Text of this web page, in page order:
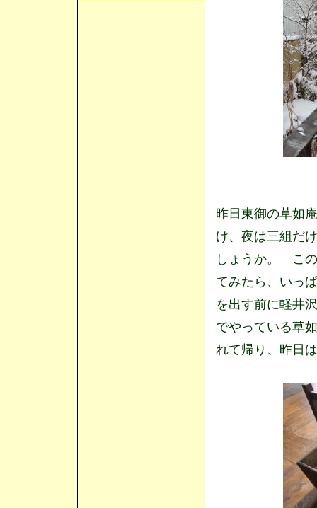
昨日東御の草如
け、夜は三組だ
しょうか。 こ
てみたら、いっ
を出す前に軽井
でやっている草
れて帰り、昨日